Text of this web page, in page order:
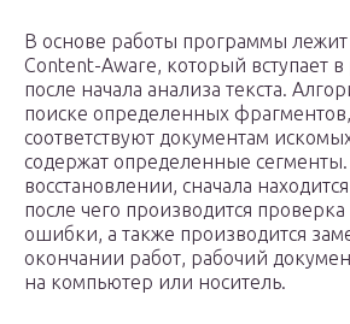
В основе работы программы лежит
Content-Aware, который вступает в
после начала анализа текста.
поиске определенных
соответствуют документам
содержат определенные
восстановлении, сначала
после чего производится проверка
ошибки, а также производится
окончании работ, рабочий
на компьютер или носитель.